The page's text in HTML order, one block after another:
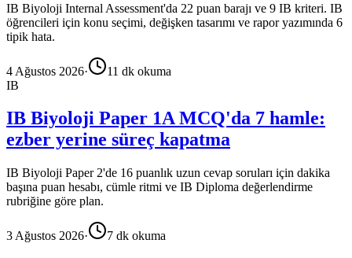
IB Biyoloji Internal Assessment'da 22 puan barajı ve 9 IB kriteri. IB
öğrencileri için konu seçimi, değişken tasarımı ve rapor yazımında 6
tipik hata.
4 Ağustos 2026· 11 dk okuma
IB
IB Biyoloji Paper 1A MCQ'da 7 hamle:
ezber yerine süreç kapatma
IB Biyoloji Paper 2'de 16 puanlık uzun cevap soruları için dakika
başına puan hesabı, cümle ritmi ve IB Diploma değerlendirme
rubriğine göre plan.
3 Ağustos 2026· 7 dk okuma